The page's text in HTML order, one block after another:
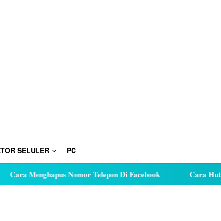
SELULER PC
Nomor Telepon Di Facebook Cara Hutang Kuota